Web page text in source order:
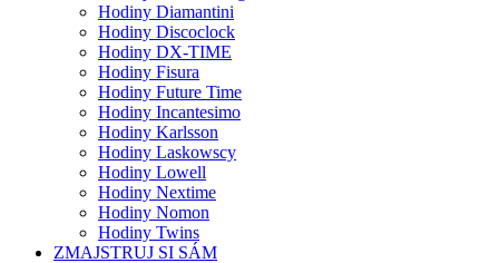
Hodiny Diamantini
Hodiny Discoclock
Hodiny DX-TIME
Hodiny Fisura
Hodiny Future Time
Hodiny Incantesimo
Hodiny Karlsson
Hodiny Laskowscy
Hodiny Lowell
Hodiny Nextime
Hodiny Nomon
Hodiny Twins
ZMAJSTRUJ SI SÁM